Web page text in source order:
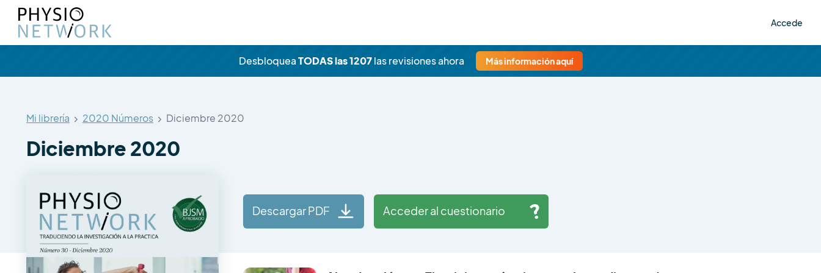
Accede
DesbloqueaTODAS las 1207las revisiones ahora Más información aquí
Mi librería 2020 Números Diciembre 2020
Diciembre 2020
Descargar PDF Acceder al cuestionario